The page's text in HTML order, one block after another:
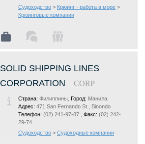
Судоходство > Крюинг - работа в море >
Крюинговые компании
SOLID SHIPPING LINES
CORPORATION
CORP
Страна: Филиппины, Город: Манила,
Адрес: 471 San Fernando St., Binondo
Телефон: (02) 241-97-87 , Факс: (02) 242-
29-74
Судоходство > Судоходные компании